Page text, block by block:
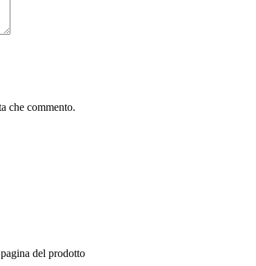
che commento.
del prodotto